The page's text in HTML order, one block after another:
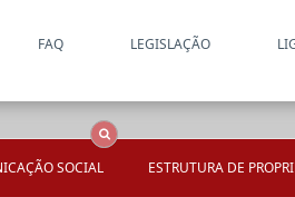
FAQ LEGISLAÇÃO
SOCIAL ESTRUTURA DE